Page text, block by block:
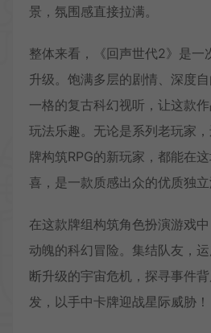
景，氛围感直接拉满。
整体来看，《回声世代2》是一
升级。饱满多层的剧情、深度
一格的复古科幻视听，让这款
玩法乐趣。无论是系列老玩家
牌构筑RPG的新玩家，都能在
喜，是一款质感出众的优质独立
在这款牌组构筑角色扮演游戏
动魄的科幻冒险。集结队友，
断升级的宇宙危机，探寻事件
发，以手中卡牌迎战星际威胁！